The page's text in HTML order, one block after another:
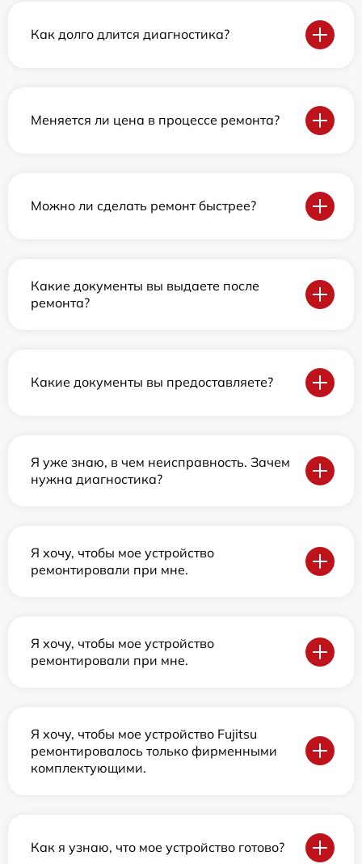
Как долго длится диагностика?
Меняется ли цена в процессе ремонта?
Можно ли сделать ремонт быстрее?
Какие документы вы выдаете после
ремонта?
Какие документы вы предоставляете?
Я уже знаю, в чем неисправность. Зачем
нужна диагностика?
Я хочу, чтобы мое устройство
ремонтировали при мне.
Я хочу, чтобы мое устройство
ремонтировали при мне.
Я хочу, чтобы мое устройство Fujitsu
ремонтировалось только фирменными
комплектующими.
Как я узнаю, что мое устройство готово?